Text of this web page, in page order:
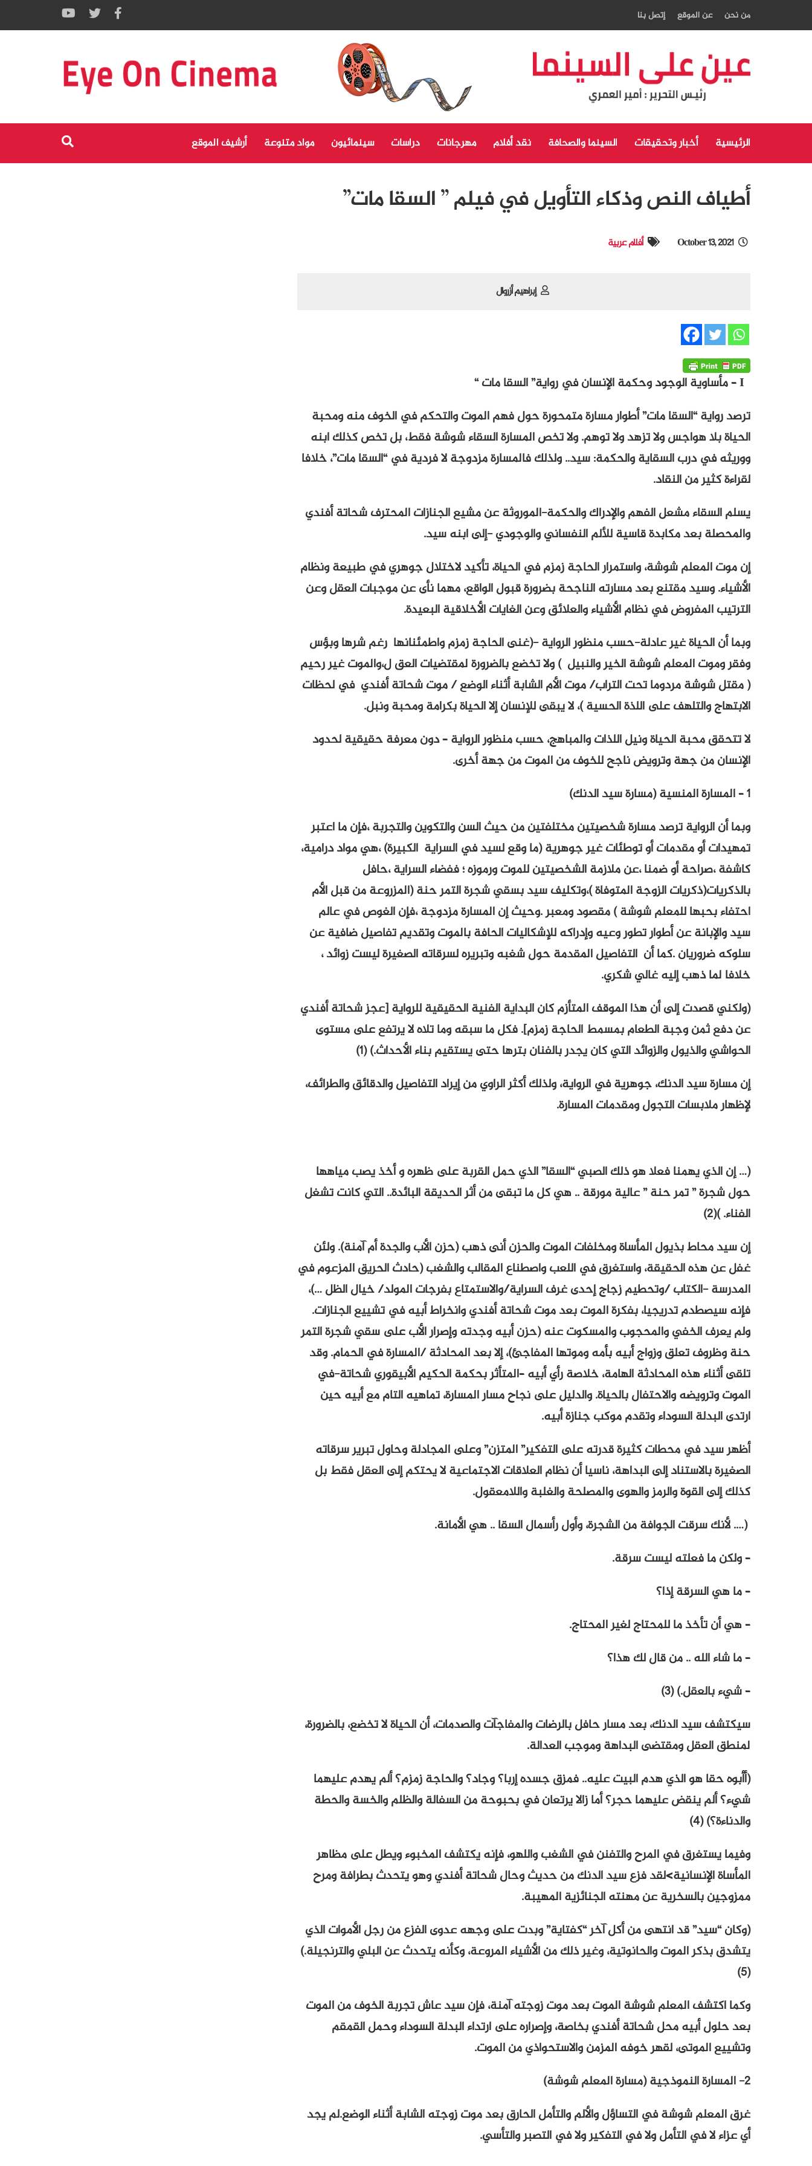
من نحن عن الموقع إتصل بنا
الرئيسية أخبار وتحقيقات السينما والصحافة نقد أفلام مهرجانات دراسات سينمائيون مواد متنوعة أرشيف الموقع
أطياف النص وذكاء التأويل في فيلم ” السقا مات”
October 13, 2021 أفلام عربية
إبراهيم أزروال
ترصد رواية “السقا مات” أطوار مسارة متمحورة حول فهم الموت والتحكم في الخوف منه ومحبة
الحياة بلا هواجس ولا تزهد ولا توهم. ولا تخص المسارة السقاء شوشة فقط، بل تخص كذلك ابنه
ووريثه في درب السقاية والحكمة: سيد.. ولذلك فالمسارة مزدوجة لا فردية في “السقا مات”، خلافا
لقراءة كثير من النقاد.
يسلم السقاء مشعل الفهم والإدراك والحكمة-الموروثة عن مشيع الجنازات المحترف شحاتة أفندي
والمحصلة بعد مكابدة قاسية للألم النفساني والوجودي -إلى ابنه سيد.
إن موت المعلم شوشة، واستمرار الحاجة زمزم في الحياة، تأكيد لاختلال جوهري في طبيعة ونظام
الأشياء. وسيد مقتنع بعد مسارته الناجحة بضرورة قبول الواقع، مهما نأى عن موجبات العقل وعن
الترتيب المفروض في نظام الأشياء والعلائق وعن الغايات الأخلاقية البعيدة.
وبما أن الحياة غير عادلة-حسب منظور الرواية -(غنى الحاجة زمزم واطمئنانها رغم شرها وبؤس
وفقر وموت المعلم شوشة الخير والنبيل ) ولا تخضع بالضرورة لمقتضيات العق ل،والموت غير رحيم
( مقتل شوشة مردوما تحت التراب/ موت الأم الشابة أثناء الوضع / موت شحاتة أفندي في لحظات
الابتهاج والتلهف على اللذة الحسية )، لا يبقى للإنسان إلا الحياة بكرامة ومحبة ونبل.
لا تتحقق محبة الحياة ونيل اللذات والمباهج، حسب منظور الرواية – دون معرفة حقيقية لحدود
الإنسان من جهة وترويض ناجح للخوف من الموت من جهة أخرى.
1 – المسارة المنسية (مسارة سيد الدنك)
وبما أن الرواية ترصد مسارة شخصيتين مختلفتين من حيث السن والتكوين والتجربة ،فإن ما اعتبر
تمهيدات أو مقدمات أو توطئات غير جوهرية (ما وقع لسيد في السراية الكبيرة) ،هي مواد درامية،
كاشفة ،صراحة أو ضمنا ،عن ملازمة الشخصيتين للموت ورموزه ؛ ففضاء السراية ،حافل
بالذكريات(ذكريات الزوجة المتوفاة )،وتكليف سيد بسقي شجرة التمر حنة (المزروعة من قبل الأم
احتفاء بحبها للمعلم شوشة ) مقصود ومعبر .وحيث إن المسارة مزدوجة ،فإن الغوص في عالم
سيد والإبانة عن أطوار تطور وعيه وإدراكه للإشكاليات الحافة بالموت وتقديم تفاصيل ضافية عن
سلوكه ضروريان .كما أن التفاصيل المقدمة حول شغبه وتبريره لسرقاته الصغيرة ليست زوائد ،
خلافا لما ذهب إليه غالي شكري.
(ولكني قصدت إلى أن هذا الموقف المتأزم كان البداية الفنية الحقيقية للرواية [عجز شحاتة أفندي
عن دفع ثمن وجبة الطعام بمسمط الحاجة زمزم]. فكل ما سبقه وما تلاه لا يرتفع على مستوى
الحواشي والذيول والزوائد التي كان يجدر بالفنان بترها حتى يستقيم بناء الأحداث.) (1)
إن مسارة سيد الدنك، جوهرية في الرواية، ولذلك أكثر الراوي من إيراد التفاصيل والدقائق والطرائف،
لإظهار ملابسات التجول ومقدمات المسارة.
(… إن الذي يهمنا فعلا هو ذلك الصبي “السقا” الذي حمل القربة على ظهره و أخذ يصب مياهها
حول شجرة ” تمر حنة ” عالية مورقة .. هي كل ما تبقى من أثر الحديقة البائدة.. التي كانت تشغل
الفناء. )(2)
إن سيد محاط بذيول المأساة ومخلفات الموت والحزن أنى ذهب (حزن الأب والجدة أم آمنة). ولئن
غفل عن هذه الحقيقة، واستغرق في اللعب واصطناع المقالب والشغب (حادث الحريق المزعوم في
المدرسة -الكتاب /وتحطيم زجاج إحدى غرف السراية/والاستمتاع بفرجات المولد/ خيال الظل …)،
فإنه سيصطدم تدريجيا، بفكرة الموت بعد موت شحاتة أفندي وانخراط أبيه في تشييع الجنازات.
ولم يعرف الخفي والمحجوب والمسكوت عنه (حزن أبيه وجدته وإصرار الأب على سقي شجرة التمر
حنة وظروف تعلق وزواج أبيه بأمه وموتها المفاجئ)، إلا بعد المحادثة /المسارة في الحمام. وقد
تلقى أثناء هذه المحادثة الهامة، خلاصة رأي أبيه –المتأثر بحكمة الحكيم الأبيقوري شحاتة-في
الموت وترويضه والاحتفال بالحياة. والدليل على نجاح مسار المسارة، تماهيه التام مع أبيه حين
ارتدى البدلة السوداء وتقدم موكب جنازة أبيه.
أظهر سيد في محطات كثيرة قدرته على التفكير” المتزن” وعلى المجادلة وحاول تبرير سرقاته
الصغيرة بالاستناد إلى البداهة، ناسيا أن نظام العلاقات الاجتماعية لا يحتكم إلى العقل فقط بل
كذلك إلى القوة والرمز والهوى والمصلحة والغلبة واللامعقول.
(…. لأنك سرقت الجوافة من الشجرة، وأول رأسمال السقا .. هي الأمانة.
– ولكن ما فعلته ليست سرقة.
– ما هي السرقة إذا؟
– هي أن تأخذ ما للمحتاج لغير المحتاج.
– ما شاء الله .. من قال لك هذا؟
– شيء بالعقل.) (3)
سيكتشف سيد الدنك، بعد مسار حافل بالرضات والمفاجآت والصدمات، أن الحياة لا تخضع، بالضرورة،
لمنطق العقل ومقتضى البداهة وموجب العدالة.
(أأبوه حقا هو الذي هدم البيت عليه.. فمزق جسده إربا؟ وجاد؟ والحاجة زمزم؟ ألم يهدم عليهما
شيء؟ ألم ينقض عليهما حجر؟ أما زالا يرتعان في بحبوحة من السفالة والظلم والخسة والحطة
والدناءة؟) (4)
وفيما يستغرق في المرح والتفنن في الشغب واللهو، فإنه يكتشف المخبوء ويطل على مظاهر
المأساة الإنسانية>لقد فزع سيد الدنك من حديث وحال شحاتة أفندي وهو يتحدث بطرافة ومرح
ممزوجين بالسخرية عن مهنته الجنائزية المهيبة.
(وكان “سيد” قد انتهى من أكل آخر “كفتاية” وبدت على وجهه عدوى الفزع من رجل الأموات الذي
يتشدق بذكر الموت والحانوتية، وغير ذلك من الأشياء المروعة، وكأنه يتحدث عن البلي والترنجيلة.)
(5)
وكما اكتشف المعلم شوشة الموت بعد موت زوجته آمنة، فإن سيد عاش تجربة الخوف من الموت
بعد حلول أبيه محل شحاتة أفندي بخاصة، وإصراره على ارتداء البدلة السوداء وحمل القمقم
وتشييع الموتى، لقهر خوفه المزمن والاستحواذي من الموت.
2- المسارة النموذجية (مسارة المعلم شوشة)
غرق المعلم شوشة في التساؤل والألم والتأمل الحارق بعد موت زوجته الشابة أثناء الوضع.لم يجد
أي عزاء لا في التأمل ولا في التفكير ولا في التصبر والتأسي.